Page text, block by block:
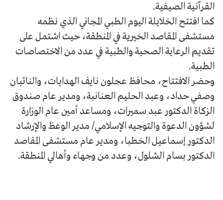
القرآنية الصيفية.
كما افتتح الخلايلة اليوم الطبي المجاني الذي نظمه
مستشفى المقاصد الخيرية في المنطقة، حيث اشتمل على
تقديم الرعاية الصحية والطبية في عدد من الاختصاصات
الطبية.
وحضر الافتتاح، محافظ عجلون نايف الهدايات، والنائبان
وصفي حداد، وعبد الحليم العنانبة، ومدير عام صندوق
الزكاة الدكتور عبد سميرات، ومساعد أمين عام الوزارة
لشؤون الدعوة والتوجيه الإسلامي/ مدير الوعظ والإرشاد
الدكتور إسماعيل الخطبا، ومدير عام مستشفى المقاصد
الدكتور بسام الشلول، وعدد من وجهاء وأهالي المنطقة.